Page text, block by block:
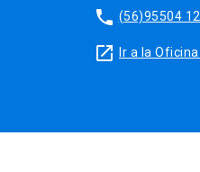
phone (56)95504
launch Ir a la